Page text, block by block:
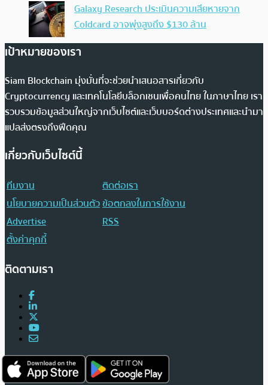
Galaxy Research ประเมินความเสียหายจาก
Coldcard อาจพุ่งสูงถึง $130 ล้าน
เป้าหมายของเรา
Siam Blockchain มุ่งมั่นที่จะช่วยนำเสนอสารเกี่ยวกับ
Cryptocurrency และเทคโนโลยีบล็อกเชนเพื่อคนไทย ในภาษาไทย เรา
รวบรวมข้อมูลส่วนใหญ่จากเว็บไซต์และเว็บบอร์ดต่างประเทศและนำมา
แปลส่งตรงถึงฟีดคุณ
เกี่ยวกับเว็บไซต์นี้
ทีมงาน
ติดต่อเรา
นโยบายความเป็นส่วนตัวข้อตกลงในการใช้งาน
Advertise
RSS
ตั้งค่าคุกกี้
ติดตามเรา